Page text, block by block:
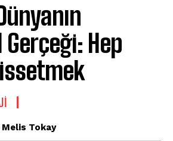
Gerçeği: Hep
Melis Tokay